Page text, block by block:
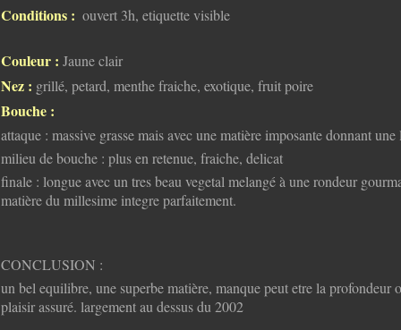
Conditions : ouvert 3h, etiquette visible
Couleur : Jaune clair
Nez : grillé, petard, menthe fraiche, exotique, fruit poire
Bouche :
attaque : massive grasse mais avec une matière imposante donnant
milieu de bouche : plus en retenue, fraiche, delicat
finale : longue avec un tres beau vegetal melangé à une rondeur
matière du millesime integre parfaitement.
CONCLUSION :
un bel equilibre, une superbe matière, manque peut etre la
plaisir assuré. largement au dessus du 2002